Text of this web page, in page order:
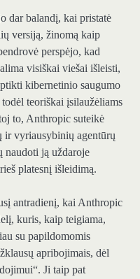
dar balandį, kai pristatė
versiją, žinomą kaip
perspėjo, kad
visiškai viešai išleisti,
kibernetinio saugumo
teoriškai įsilaužėliams
to, Anthropic suteikė
ir vyriausybinių agentūrų
naudoti ją uždaroje
platesnį išleidimą.
antradienį, kai Anthropic
kuris, kaip teigiama,
su papildomomis
apribojimais, dėl
Ji taip pat